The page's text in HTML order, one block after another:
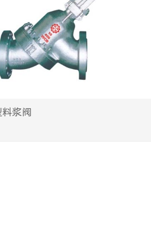
料浆阀